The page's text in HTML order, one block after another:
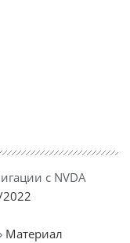
с NVDA
Материал